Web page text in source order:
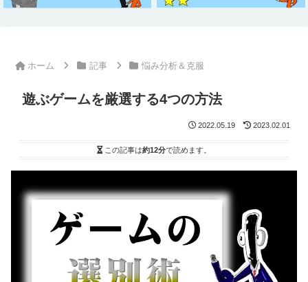
ホーム 記事 悩み分析＆克服
遊ぶゲームを厳選する4つの方法
2022.05.19 2023.02.01
この記事は約12分で読めます。